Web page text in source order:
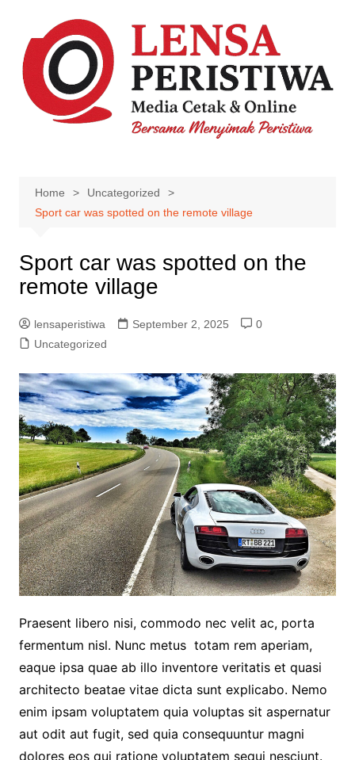
content
Home
Uncategorized
Sport car was spotted on the remote village
Sport car was spotted on the
remote village
lensaperistiwa September 2, 2025
0
Uncategorized
Praesent libero nisi, commodo nec velit ac, porta
fermentum nisl. Nunc metus totam rem aperiam,
eaque ipsa quae ab illo inventore veritatis et quasi
architecto beatae vitae dicta sunt explicabo. Nemo
enim ipsam voluptatem quia voluptas sit aspernatur
aut odit aut fugit, sed quia consequuntur magni
dolores eos qui ratione voluptatem sequi nesciunt.